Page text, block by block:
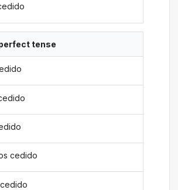
tense
cedido